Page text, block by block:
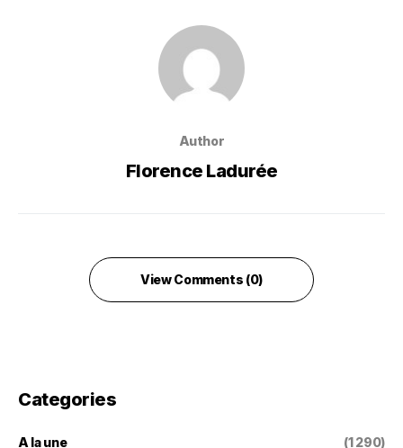
Author
Florence Ladurée
View Comments (0)
Categories
A la une (1 290)